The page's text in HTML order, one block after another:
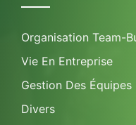
Organisation Team-
Vie En Entreprise
Gestion Des Équipes
Divers